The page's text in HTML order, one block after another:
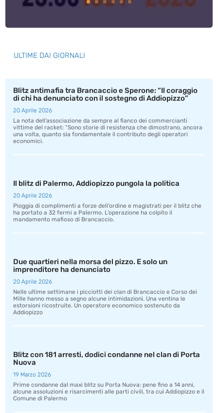
ULTIME DAI GIORNALI
Blitz antimafia tra Brancaccio e Sperone: “Il coraggio
di chi ha denunciato con il sostegno di Addiopizzo”
20 Aprile 2026
La nota dell’associazione da sempre al fianco dei commercianti
vittime del racket: “Sono storie di resistenza che dimostrano, ancora
una volta, quanto sia fondamentale il contributo degli operatori
economici.
Il blitz di Palermo, Addiopizzo pungola la politica
20 Aprile 2026
Pioggia di complimenti a forze dell’ordine e magistrati per il blitz che
ha portato a 32 fermi a Palermo. L’operazione ha colpito il
mandamento mafioso di Brancaccio.
Due quartieri nella morsa del pizzo. E solo un
imprenditore ha denunciato
20 Aprile 2026
Nelle ultime settimane i picciotti dei clan di Brancaccio e Corso dei
Mille hanno messo a segno alcune intimidazioni. Una ventina le
estorsioni ricostruite. Un operatore economico sostenuto da
Addiopizzo
Blitz con 181 arresti, dodici condanne nel clan di Porta
Nuova
19 Marzo 2026
Prime condanne dal maxi blitz su Porta Nuova: pene fino a 14 anni,
alcune assoluzioni e risarcimenti alle parti civili, tra cui Addiopizzo e il
Comune di Palermo